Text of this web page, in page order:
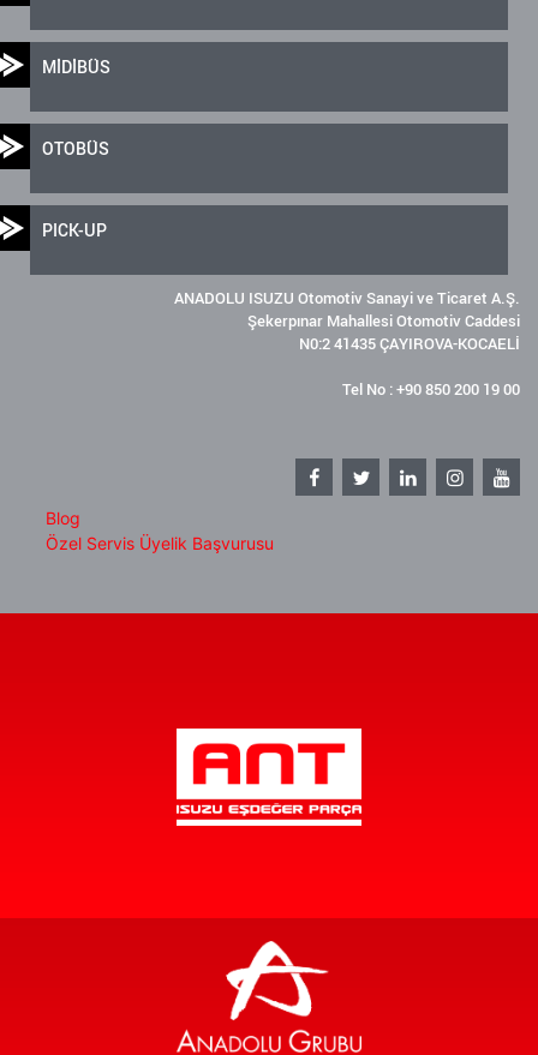
MİDİBÜS
OTOBÜS
PICK-UP
ANADOLU ISUZU Otomotiv Sanayi ve Ticaret A.Ş.
Şekerpınar Mahallesi Otomotiv Caddesi
N0:2 41435 ÇAYIROVA-KOCAELİ
Tel No : +90 850 200 19 00
Blog
Özel Servis Üyelik Başvurusu